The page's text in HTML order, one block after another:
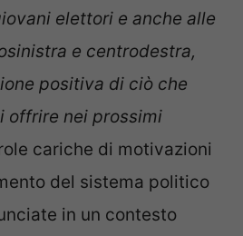
elettori e anche alle
e centrodestra,
positiva di ciò che
offrire nei prossimi
cariche di motivazioni
del sistema politico
in un contesto